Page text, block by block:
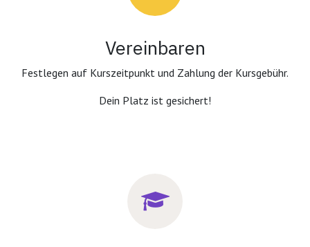
Vereinbaren
Festlegen auf Kurszeitpunkt und Zahlung der Kursgebühr.
Dein Platz ist gesichert!